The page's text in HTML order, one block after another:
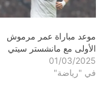
موعد مباراة عمر مرموش
الأولى مع مانشستر سيتي
01/03/2025
في "رياضة"